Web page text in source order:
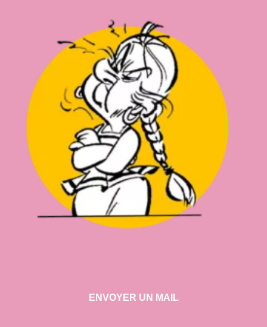
ENVOYER UN MAIL